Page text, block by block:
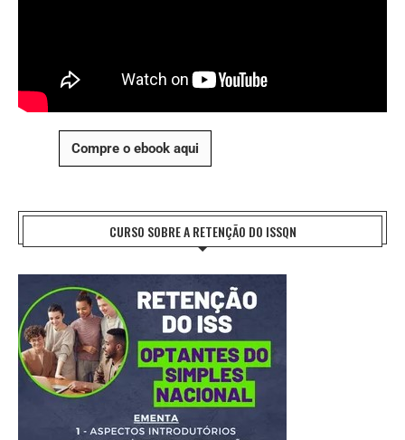
Compre o ebook aqui
CURSO SOBRE A RETENÇÃO DO ISSQN